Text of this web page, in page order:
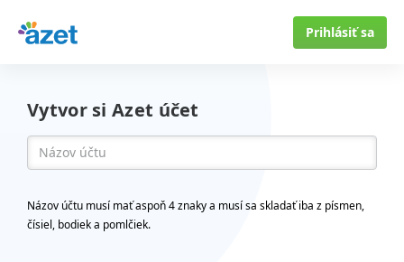
Prihlásiť sa
Vytvor si Azet účet
Názov účtu musí mať aspoň 4 znaky a musí sa skladať iba z písmen,
čísiel, bodiek a pomlčiek.